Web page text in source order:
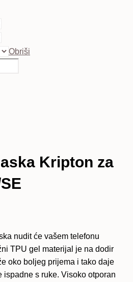
Obriši
Kripton za
nudit će vašem telefonu
TPU gel materijal je na dodir
oko boljeg prijema i tako daje
ispadne s ruke. Visoko otporan